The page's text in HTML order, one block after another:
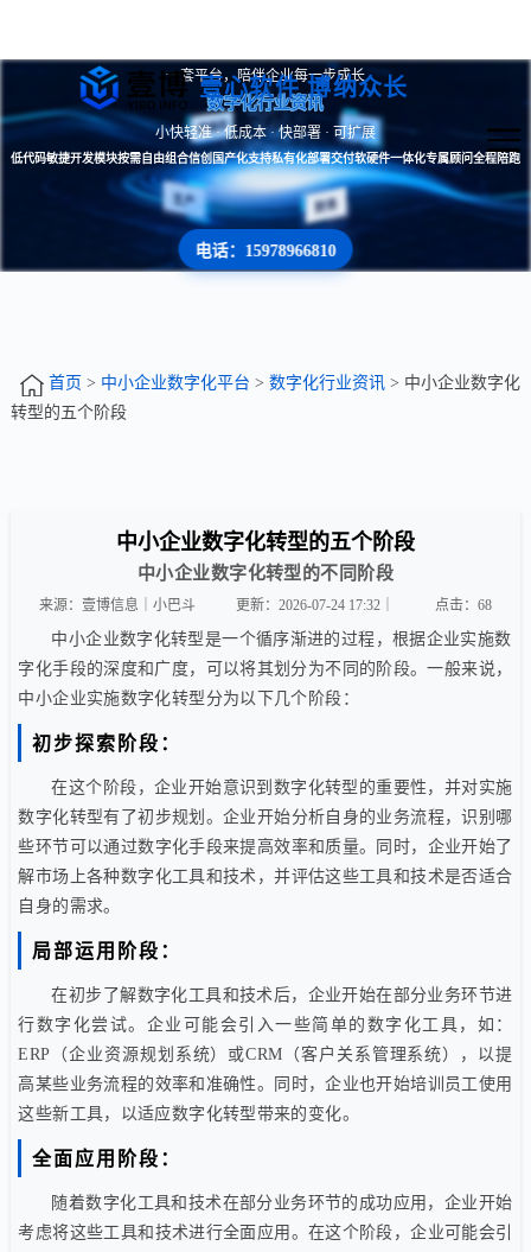
壹心软件 博纳众长
一套平台，陪伴企业每一步成长
数字化行业资讯
小快轻准 · 低成本 · 快部署 · 可扩展
低代码敏捷开发模块按需自由组合信创国产化支持私有化部署交付软硬件一体化专属顾问全程陪跑
电话：15978966810
首页 > 中小企业数字化平台 > 数字化行业资讯> 中小企业数字化
转型的五个阶段
中小企业数字化转型的五个阶段
中小企业数字化转型的不同阶段
来源：壹博信息｜小巴斗 更新：2026-07-24 17:32｜ 点击：68
中小企业数字化转型是一个循序渐进的过程，根据企业实施数
字化手段的深度和广度，可以将其划分为不同的阶段。一般来说，
中小企业实施数字化转型分为以下几个阶段：
初步探索阶段：
在这个阶段，企业开始意识到数字化转型的重要性，并对实施
数字化转型有了初步规划。企业开始分析自身的业务流程，识别哪
些环节可以通过数字化手段来提高效率和质量。同时，企业开始了
解市场上各种数字化工具和技术，并评估这些工具和技术是否适合
自身的需求。
局部运用阶段：
在初步了解数字化工具和技术后，企业开始在部分业务环节进
行数字化尝试。企业可能会引入一些简单的数字化工具，如：
ERP（企业资源规划系统）或CRM（客户关系管理系统），以提
高某些业务流程的效率和准确性。同时，企业也开始培训员工使用
这些新工具，以适应数字化转型带来的变化。
全面应用阶段：
随着数字化工具和技术在部分业务环节的成功应用，企业开始
考虑将这些工具和技术进行全面应用。在这个阶段，企业可能会引